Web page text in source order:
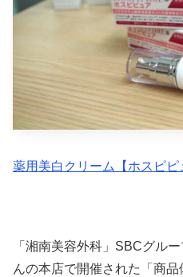
薬用美白クリーム【ホスピピ
「湘南美容外科」SBCグル
んの本店で開催された「商